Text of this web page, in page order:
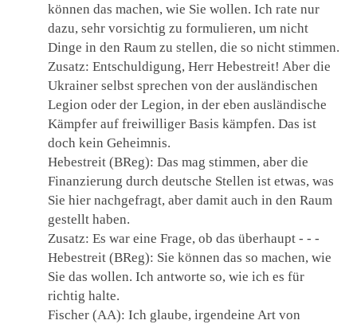
können das machen, wie Sie wollen. Ich rate nur
dazu, sehr vorsichtig zu formulieren, um nicht
Dinge in den Raum zu stellen, die so nicht stimmen.
Zusatz: Entschuldigung, Herr Hebestreit! Aber die
Ukrainer selbst sprechen von der ausländischen
Legion oder der Legion, in der eben ausländische
Kämpfer auf freiwilliger Basis kämpfen. Das ist
doch kein Geheimnis.
Hebestreit (BReg): Das mag stimmen, aber die
Finanzierung durch deutsche Stellen ist etwas, was
Sie hier nachgefragt, aber damit auch in den Raum
gestellt haben.
Zusatz: Es war eine Frage, ob das überhaupt ‑ ‑ ‑
Hebestreit (BReg): Sie können das so machen, wie
Sie das wollen. Ich antworte so, wie ich es für
richtig halte.
Fischer (AA): Ich glaube, irgendeine Art von